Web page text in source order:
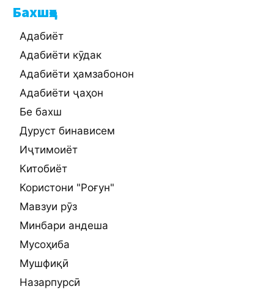
Бахшҳо
Адабиёт
Адабиёти кӯдак
Адабиёти ҳамзабонон
Адабиёти ҷаҳон
Бе бахш
Дуруст бинависем
Иҷтимоиёт
Китобиёт
Користони "Роғун"
Мавзуи рӯз
Минбари андеша
Мусоҳиба
Мушфиқӣ
Назарпурсӣ